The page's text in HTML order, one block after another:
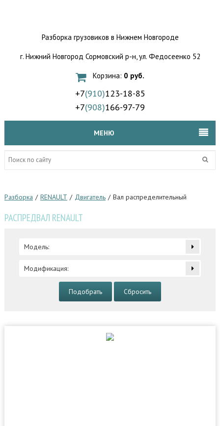
Разборка грузовиков в Нижнем Новгороде
г. Нижний Новгород Сормовский р-н,ул. Федосеенко 52
Корзина: 0 руб.
+7(910)123-18-85
+7(908)166-97-79
МЕНЮ
Разборка / RENAULT / Двигатель / Вал распределительный
РАСПРЕДВАЛ RENAULT
Модель:
Модификация:
Подобрать Сбросить